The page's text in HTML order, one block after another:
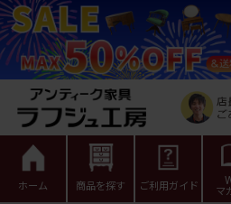
ホーム 商品を探す ご利用ガイド マ